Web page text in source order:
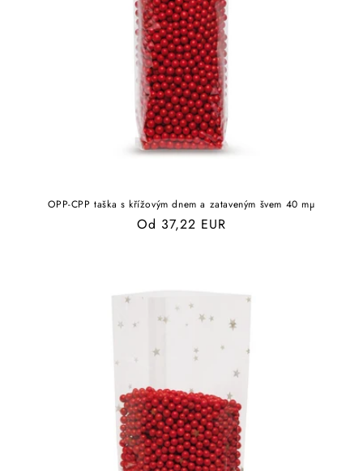
OPP-CPP taška s křížovým dnem a zataveným švem 40 mµ
Běžná
Od 37,22 EUR